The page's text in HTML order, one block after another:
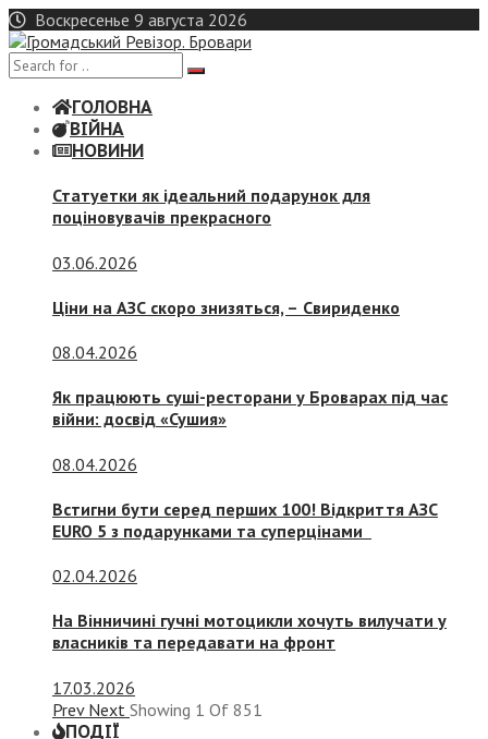
Skip
to
content
Воскресенье 9 августа 2026
ГОЛОВНА
ВІЙНА
НОВИНИ
Статуетки як ідеальний подарунок для
поціновувачів прекрасного
03.06.2026
Ціни на АЗС скоро знизяться, – Свириденко
08.04.2026
Як працюють суші-ресторани у Броварах під час
війни: досвід «Сушия»
08.04.2026
Встигни бути серед перших 100! Відкриття АЗС
EURO 5 з подарунками та суперцінами
02.04.2026
На Вінничині гучні мотоцикли хочуть вилучати у
власників та передавати на фронт
17.03.2026
Prev Next Showing 1 Of 851
ПОДІЇ